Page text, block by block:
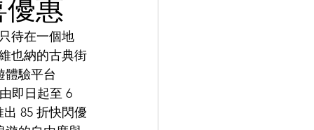
惠
待在一個地
也納的古典街
體驗平台
即日起至 6
85 折快閃優